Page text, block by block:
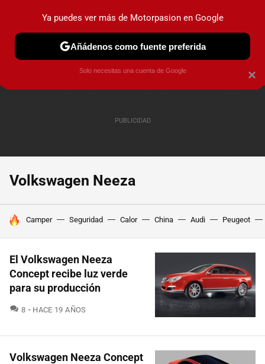
PRUEBAS COCHES ELÉCTRICOS OBSERVATORIO
Volkswagen Neeza
HOY SE HABLA DE
Camper Seguridad Calor China Audi Peugeot
El Volkswagen Neeza
Concept recibe luz verde
para su producción
8 COMENTARIOS
HACE 19 AÑOS
Volkswagen Neeza Concept
×
Ya puedes ver más de Motorpasion en Google
Añádenos como fuente preferida
Solo necesitas una cuenta de Google